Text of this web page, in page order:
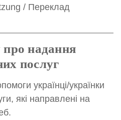
/ Переклад
про надання
послуг
українці/українки
які направлені на